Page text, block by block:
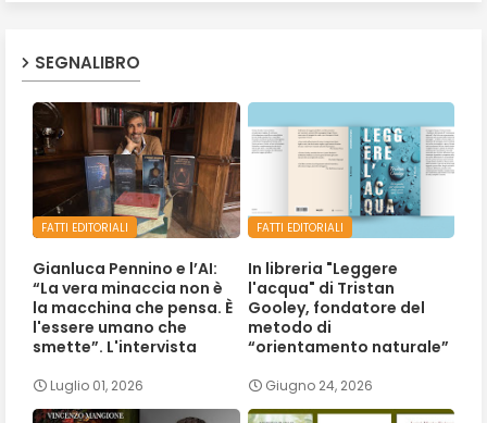
SEGNALIBRO
FATTI EDITORIALI
Gianluca Pennino e l’AI:
“La vera minaccia non è
la macchina che pensa. È
l'essere umano che
smette”. L'intervista
Luglio 01, 2026
FATTI EDITORIALI
In libreria "Leggere
l'acqua" di Tristan
Gooley, fondatore del
metodo di
“orientamento naturale”
Giugno 24, 2026